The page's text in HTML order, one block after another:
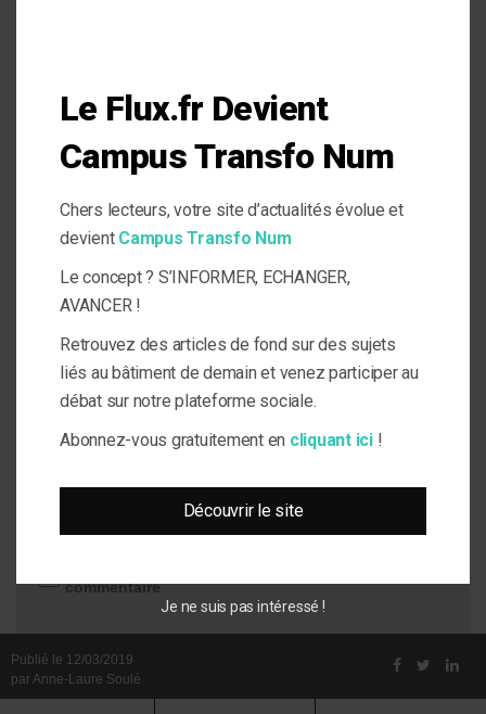
Nom
E-mail
Site web
commentaire
Publié le 12/03/2019
par Anne-Laure Soulé
Le Flux.fr Devient
Campus Transfo Num
Chers lecteurs, votre site d’actualités évolue et
devient Campus Transfo Num
Le concept ? S’INFORMER, ECHANGER,
AVANCER !
Retrouvez des articles de fond sur des sujets
liés au bâtiment de demain et venez participer au
débat sur notre plateforme sociale.
Abonnez-vous gratuitement en cliquant ici!
Découvrir le site
Je ne suis pas intéressé !